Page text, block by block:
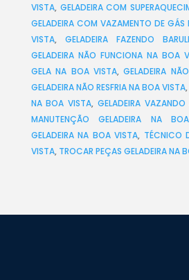
VISTA, GELADEIRA COM
GELADEIRA COM VAZAMENTO DE GÁS
VISTA, GELADEIRA FAZENDO
GELADEIRA NÃO FUNCIONA NA BOA
GELA NA BOA VISTA,GELADEIRA
GELADEIRA NÃO RESFRIA NA BOA VISTA
NA BOA VISTA, GELADEIRA
MANUTENÇÃO GELADEIRA NA
GELADEIRA NA BOA VISTA, TÉCNICO
VISTA, TROCAR PEÇAS GELADEIRA NA